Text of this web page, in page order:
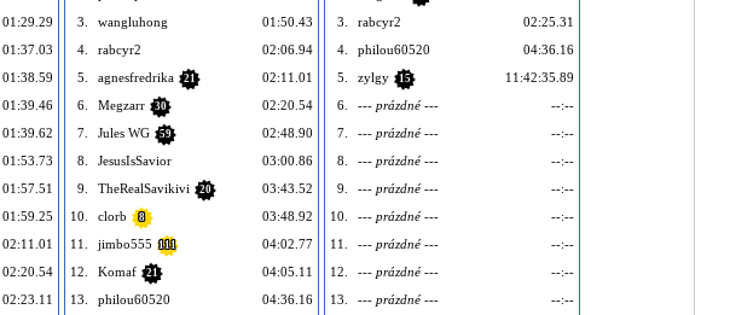
01:29.29
01:37.03
01:38.59
01:39.46
01:39.62
01:53.73
01:57.51
01:59.25
02:11.01
02:20.54
02:23.11
3.
wangluhong
01:50.43
4.
rabcyr2
02:06.94
5.
agnesfredrika 21
02:11.01
6.
Megzarr 30
02:20.54
7.
Jules WG 59
02:48.90
8.
JesusIsSavior
03:00.86
9.
TheRealSavikivi 20
03:43.52
10.
clorb 8
03:48.92
11.
jimbo555 111
04:02.77
12.
Komaf 21
04:05.11
13.
philou60520
04:36.16
3.
rabcyr2
02:25.31
4.
philou60520
04:36.16
5.
zylgy 15
11:42:35.89
6.
--- prázdné ---
--:--
7.
--- prázdné ---
--:--
8.
--- prázdné ---
--:--
9.
--- prázdné ---
--:--
10.
--- prázdné ---
--:--
11.
--- prázdné ---
--:--
12.
--- prázdné ---
--:--
13.
--- prázdné ---
--:--